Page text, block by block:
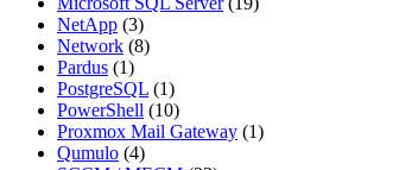
NetApp (3)
Network (8)
Pardus (1)
PostgreSQL (1)
PowerShell (10)
Proxmox Mail Gateway (1)
Qumulo (4)